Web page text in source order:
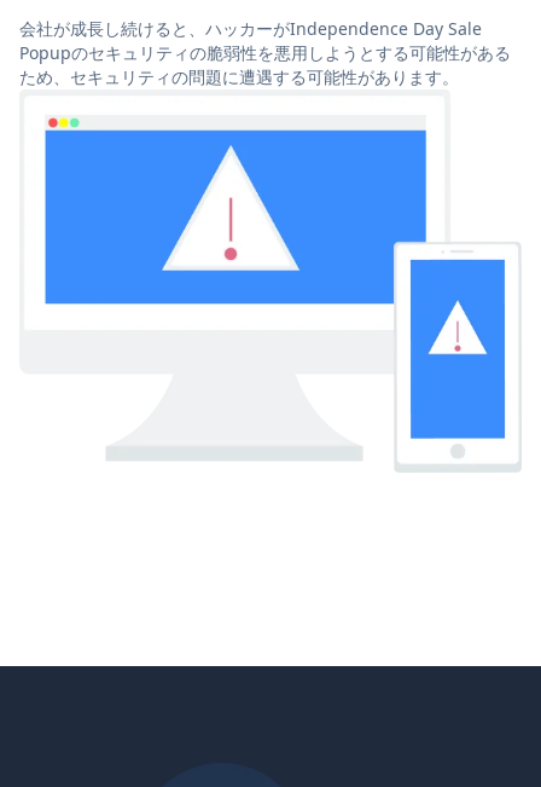
会社が成長し続けると、ハッカーがIndependence Day Sale
Popupのセキュリティの脆弱性を悪用しようとする可能性がある
ため、セキュリティの問題に遭遇する可能性があります。